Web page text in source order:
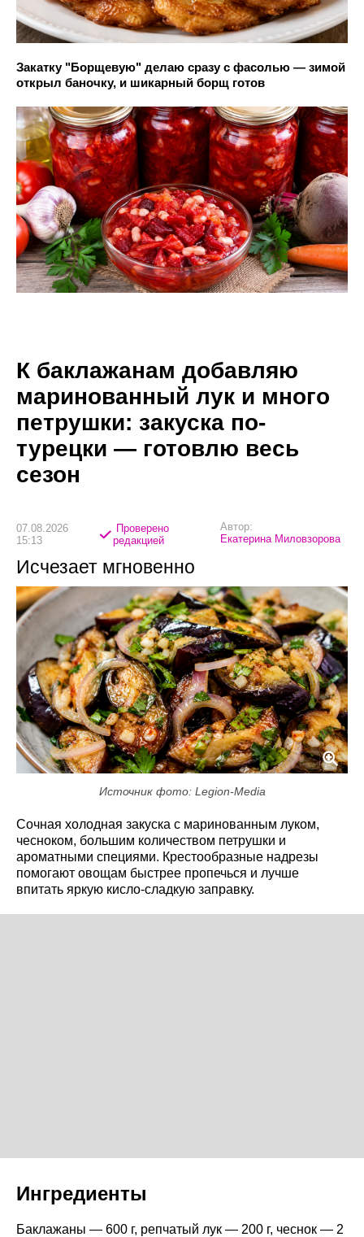
Закатку "Борщевую" делаю сразу с фасолью — зимой
открыл баночку, и шикарный борщ готов
К баклажанам добавляю
маринованный лук и много
петрушки: закуска по-
турецки — готовлю весь
сезон
07.08.2026
15:13
Проверено
редакцией
Автор:
Екатерина Миловзорова
Исчезает мгновенно
Источник фото: Legion-Media
Сочная холодная закуска с маринованным луком,
чесноком, большим количеством петрушки и
ароматными специями. Крестообразные надрезы
помогают овощам быстрее пропечься и лучше
впитать яркую кисло-сладкую заправку.
Ингредиенты
Баклажаны — 600 г, репчатый лук — 200 г, чеснок — 2